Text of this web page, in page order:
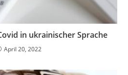
in ukrainischer Sprache
April 20, 2022